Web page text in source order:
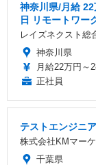
神奈川県/月給
日 リモートワー
レイズネクスト総
神奈川県
月給22万円～
正社員
テストエンジニ
株式会社KMマー
千葉県